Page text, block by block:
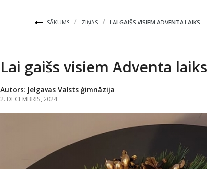
SĀKUMS ZIŅAS LAI GAIŠS VISIEM ADVENTA LAIKS
Lai gaišs visiem Adventa laiks
Autors: Jelgavas Valsts ģimnāzija
2. DECEMBRIS, 2024